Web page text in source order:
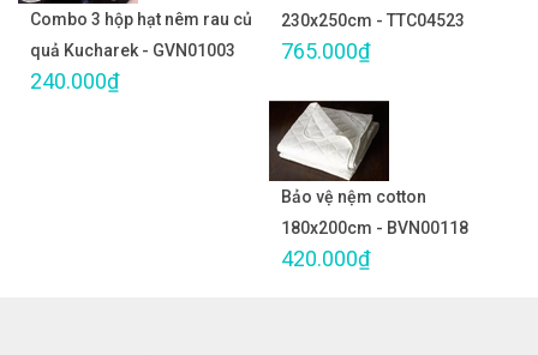
Combo 3 hộp hạt nêm rau củ
quả Kucharek - GVN01003
240.000₫
230x250cm - TTC04523
765.000₫
Bảo vệ nệm cotton
180x200cm - BVN00118
420.000₫